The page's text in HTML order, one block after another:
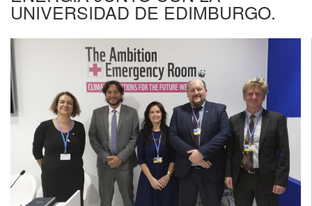
UNIVERSIDAD DE EDIMBURGO.